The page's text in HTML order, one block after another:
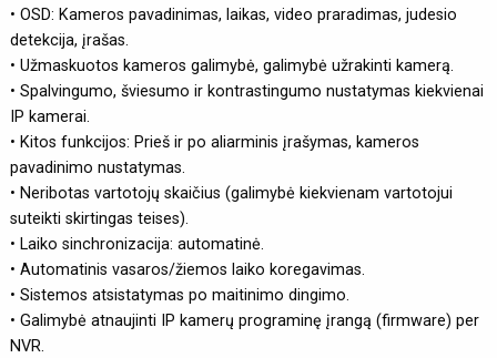
• OSD: Kameros pavadinimas, laikas, video praradimas, judesio
detekcija, įrašas.
• Užmaskuotos kameros galimybė, galimybė užrakinti kamerą.
• Spalvingumo, šviesumo ir kontrastingumo nustatymas kiekvienai
IP kamerai.
• Kitos funkcijos: Prieš ir po aliarminis įrašymas, kameros
pavadinimo nustatymas.
• Neribotas vartotojų skaičius (galimybė kiekvienam vartotojui
suteikti skirtingas teises).
• Laiko sinchronizacija: automatinė.
• Automatinis vasaros/žiemos laiko koregavimas.
• Sistemos atsistatymas po maitinimo dingimo.
• Galimybė atnaujinti IP kamerų programinę įrangą (firmware) per
NVR.